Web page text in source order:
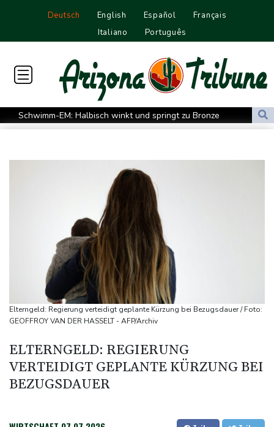
Deutsch English Español
Français
Italiano
Português
Schwimm-EM: Halbisch winkt und springt zu Bronze
Selenskyj: Ukraine hat praktisch keine intakten
Braunschweig nach Kantersieg in Magdeburg an der Spitze
Absteiger schlägt Aufsteiger: Heidenheim siegt turbulent
Aussetzung von Lkw-Fahrverbot: BUND kritisiert Maßnahme -
Industrie begrüßt sie
US-Senat bestätigt mit knapper Mehrheit Trumps umstrittenen
Justizminister Blanche
Schwimm-EM: Schmidbauer verliert Titel, Halbisch gewinnt
Bronze
Frankreich: Crémant-Lese in Burgund beginnt wegen Hitzewellen
so früh wie nie
den Druck
Klinsmann über Horror-Verletzung: "Ich hatte Glück"
Elterngeld: Regierung verteidigt geplante Kürzung bei Bezugsdauer / Foto:
GEOFFROY VAN DER HASSELT - AFP/Archiv
ELTERNGELD: REGIERUNG
VERTEIDIGT GEPLANTE KÜRZUNG BEI
BEZUGSDAUER